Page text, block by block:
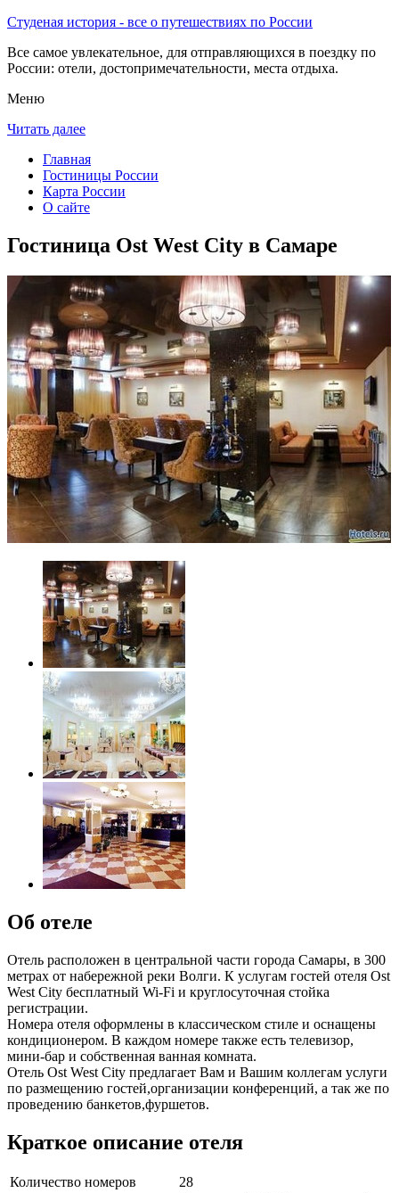
Студеная история - все о путешествиях по России
Все самое увлекательное, для отправляющихся в поездку по
России: отели, достопримечательности, места отдыха.
Меню
Читать далее
Главная
Гостиницы России
Карта России
О сайте
Гостиница Ost West City в Самаре
Об отеле
Отель расположен в центральной части города Самары, в 300
метрах от набережной реки Волги. К услугам гостей отеля Ost
West City бесплатный Wi-Fi и круглосуточная стойка
регистрации.
Номера отеля оформлены в классическом стиле и оснащены
кондиционером. В каждом номере также есть телевизор,
мини-бар и собственная ванная комната.
Отель Ost West City предлагает Вам и Вашим коллегам услуги
по размещению гостей,организации конференций, а так же по
проведению банкетов,фуршетов.
Краткое описание отеля
Количество номеров
28